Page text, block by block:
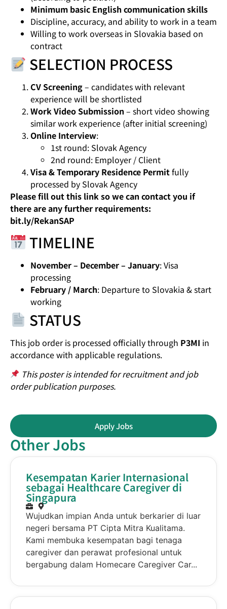
Minimum basic English communication skills
Discipline, accuracy, and ability to work in a team
Willing to work overseas in Slovakia based on
contract
SELECTION PROCESS
CV Screening– candidates with relevant
experience will be shortlisted
Work Video Submission– short video showing
similar work experience (after initial screening)
Online Interview:
1st round: Slovak Agency
2nd round: Employer / Client
Visa & Temporary Residence Permitfully
processed by Slovak Agency
Please fill out this link so we can contact you if
there are any further requirements:
bit.ly/RekanSAP
TIMELINE
November – December – January: Visa
processing
February / March: Departure to Slovakia & start
working
STATUS
This job order is processed officially through P3MI in
accordance with applicable regulations.
This poster is intended for recruitment and job
order publication purposes.
Apply Jobs
Other Jobs
Kesempatan Karier Internasional
sebagai Healthcare Caregiver di
Singapura
Wujudkan impian Anda untuk berkarier di luar
negeri bersama PT Cipta Mitra Kualitama.
Kami membuka kesempatan bagi tenaga
caregiver dan perawat profesional untuk
bergabung dalam Homecare Caregiver Car...